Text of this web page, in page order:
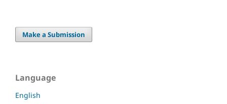
Make a Submission
Language
English